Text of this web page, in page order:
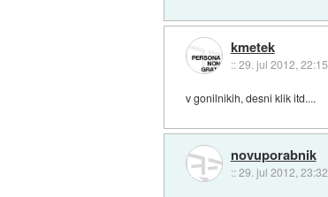
kmetek
::29. jul 2012, 22:15
v gonilnikih, desni klik itd....
novuporabnik
::29. jul 2012, 23:32